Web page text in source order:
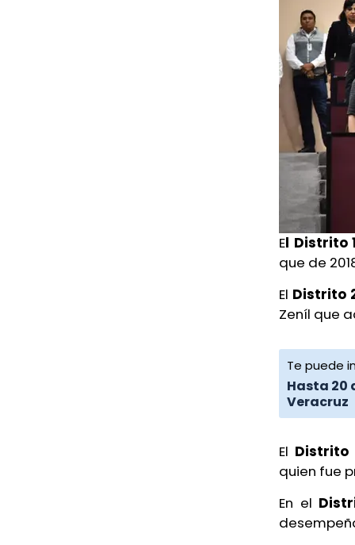
El Distrito
que de
El Distrito
Zeníl que
Te puede
Hasta 20
Veracruz
El Distrito
quien fue
En el